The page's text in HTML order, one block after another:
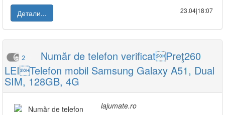
Детали...
23.04|18:07
2
Număr de telefon verificatPreţ260
LEITelefon mobil Samsung Galaxy A51, Dual
SIM, 128GB, 4G
lajumate.ro